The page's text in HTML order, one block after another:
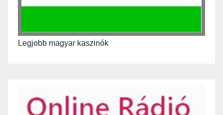
Legjobb magyar kaszinók